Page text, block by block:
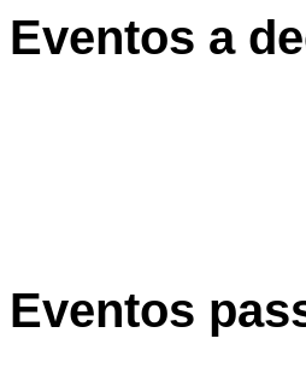
Eventos a
Eventos